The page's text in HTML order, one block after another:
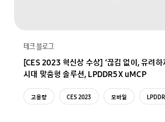
테크 블로그
[CES 2023 혁신상 수상] ‘끊김 없이, 유려하
시대 맞춤형 솔루션, LPDDR5X uMCP
고용량 CES 2023 모바일